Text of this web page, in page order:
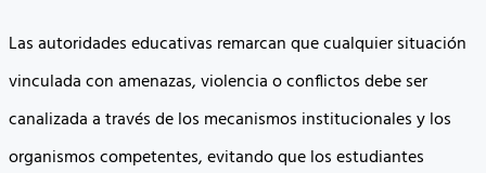
Las autoridades educativas remarcan que cualquier situación
vinculada con amenazas, violencia o conflictos debe ser
canalizada a través de los mecanismos institucionales y los
organismos competentes, evitando que los estudiantes